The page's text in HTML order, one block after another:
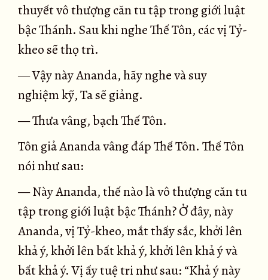
thuyết vô thượng căn tu tập trong giới luật
bậc Thánh. Sau khi nghe Thế Tôn, các vị Tỷ-
kheo sẽ thọ trì.
— Vậy này Ananda, hãy nghe và suy
nghiệm kỹ, Ta sẽ giảng.
— Thưa vâng, bạch Thế Tôn.
Tôn giả Ananda vâng đáp Thế Tôn. Thế Tôn
nói như sau:
— Này Ananda, thế nào là vô thượng căn tu
tập trong giới luật bậc Thánh? Ở đây, này
Ananda, vị Tỷ-kheo, mắt thấy sắc, khởi lên
khả ý, khởi lên bất khả ý, khởi lên khả ý và
bất khả ý. Vị ấy tuệ tri như sau: “Khả ý này